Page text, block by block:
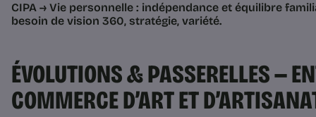
CIPA → Vie personnelle : indépendance et équilibre
besoin de vision 360, stratégie, variété.
ÉVOLUTIONS & PASSERELLES —
COMMERCE D’ART ET